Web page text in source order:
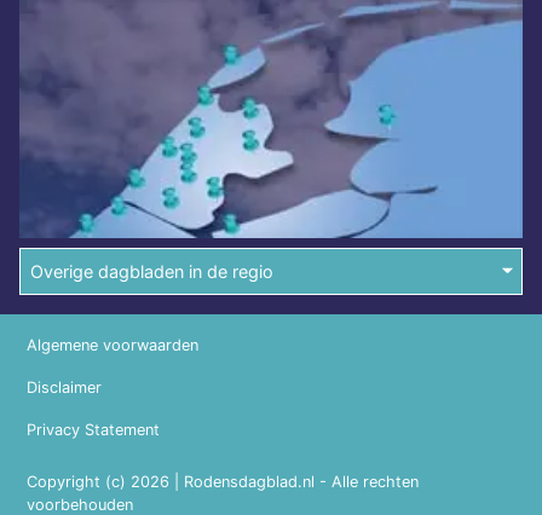
Overige dagbladen in de regio
Copyright (c) 2026 | Rodensdagblad.nl - Alle rechten
voorbehouden
Algemene voorwaarden
Disclaimer
Privacy Statement